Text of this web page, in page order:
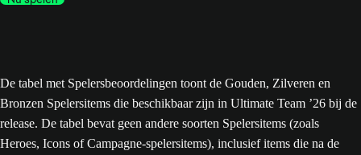
De tabel met Spelersbeoordelingen toont de Gouden, Zilveren en
Bronzen Spelersitems die beschikbaar zijn in Ultimate Team ’26 bij de
release. De tabel bevat geen andere soorten Spelersitems (zoals
Heroes, Icons of Campagne-spelersitems), inclusief items die na de